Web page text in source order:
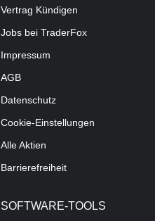
Vertrag Kündigen
Jobs bei TraderFox
Impressum
AGB
Datenschutz
Cookie-Einstellungen
Alle Aktien
Barrierefreiheit
SOFTWARE-TOOLS